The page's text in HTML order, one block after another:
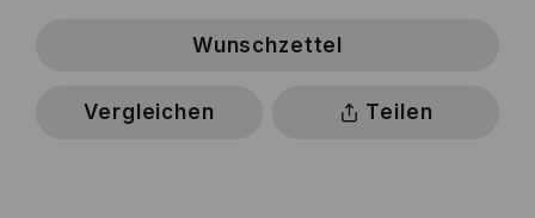
Wunschzettel
Vergleichen Teilen